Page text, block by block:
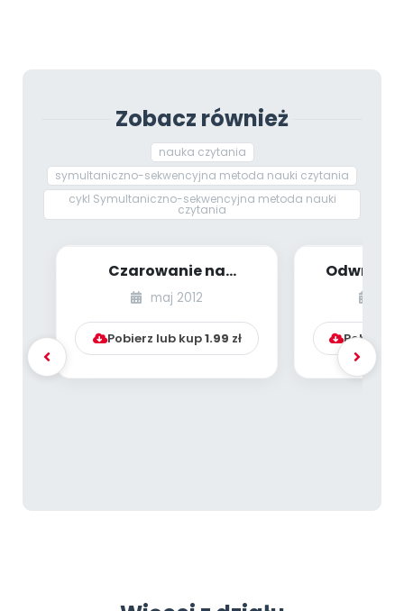
Zobacz również
nauka czytania
symultaniczno-sekwencyjna metoda nauki czytania
cykl Symultaniczno-sekwencyjna metoda nauki
czytania
Czarowanie na
zawołanie - gry i
zabawy służące
kształto...
maj 2012
Pobierz lub kup1.99 zł
sylaby
Pobierz